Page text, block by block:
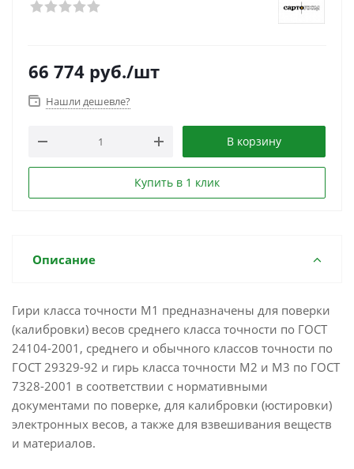
66 774 руб./шт
Нашли дешевле?
В корзину
Купить в 1 клик
Описание
Гири класса точности М1 предназначены для поверки
(калибровки) весов среднего класса точности по ГОСТ
24104-2001, среднего и обычного классов точности по
ГОСТ 29329-92 и гирь класса точности М2 и М3 по ГОСТ
7328-2001 в соответствии с нормативными
документами по поверке, для калибровки (юстировки)
электронных весов, а также для взвешивания веществ
и материалов.